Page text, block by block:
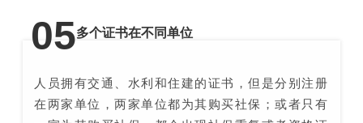
05多个证书在不同单位
人员拥有交通、水利和住建的证书，但是分别注册
在两家单位，两家单位都为其购买社保；或者只有